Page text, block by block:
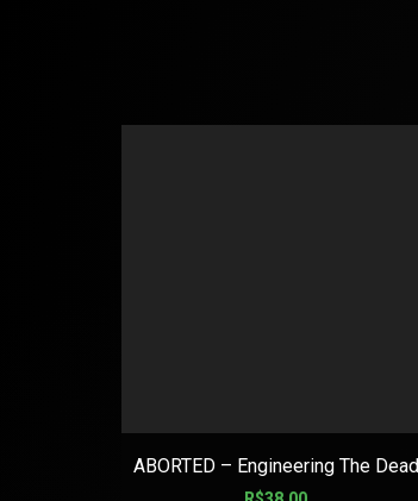
ABORTED – Engineering The Dead